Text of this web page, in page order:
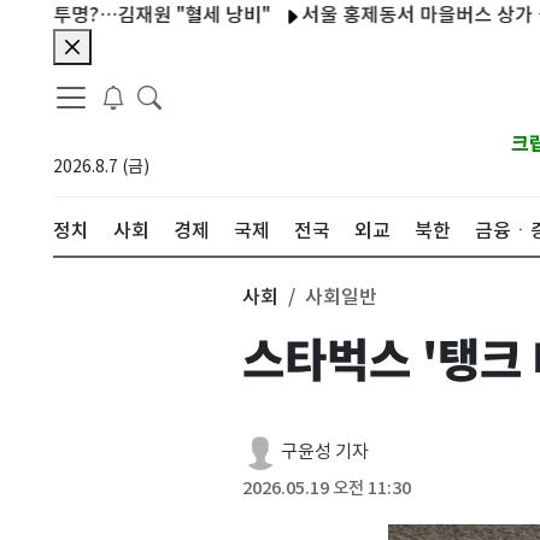
?…김재원 "혈세 낭비" 서울 홍제동서 마을버스 상가 돌진…8
2026.8.7 (금)
크
정치 사회 경제 국제 전국 외교 북한 금융ㆍ
사회 사회일반
스타벅스 '탱
구윤성 기자
2026.05.19 오전 11:30